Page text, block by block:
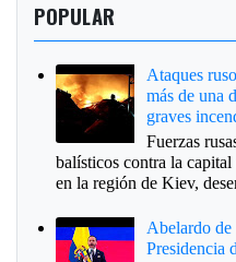
POPULAR
Ataques
más de una
graves
Fuerzas
balísticos contra la
en la región de Kiev,
Abelardo de
Presidencia